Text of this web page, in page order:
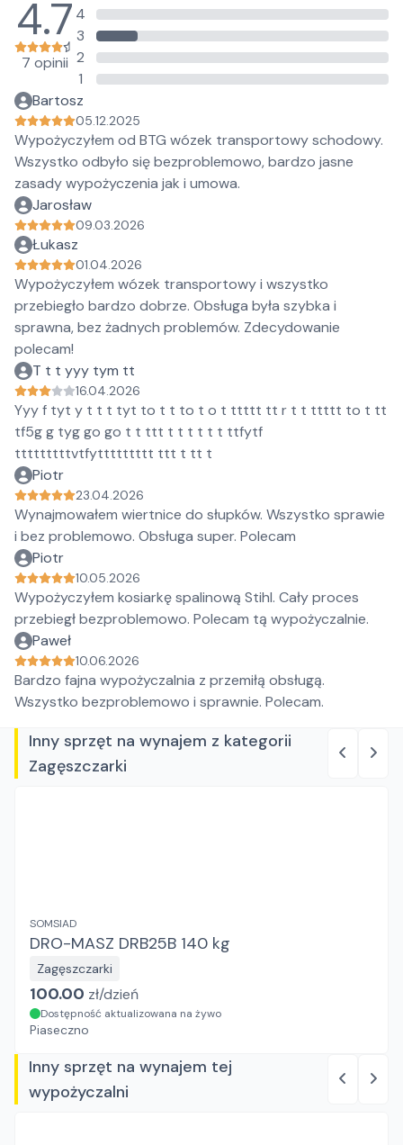
4.7
7 opinii
4
3
2
1
Bartosz
05.12.2025
Wypożyczyłem od BTG wózek transportowy schodowy.
Wszystko odbyło się bezproblemowo, bardzo jasne
zasady wypożyczenia jak i umowa.
Jarosław
09.03.2026
Łukasz
01.04.2026
Wypożyczyłem wózek transportowy i wszystko
przebiegło bardzo dobrze. Obsługa była szybka i
sprawna, bez żadnych problemów. Zdecydowanie
polecam!
T t t yyy tym tt
16.04.2026
Yyy f tyt y t t t tyt to t t to t o t ttttt tt r t t ttttt to t tt
tf5g g tyg go go t t ttt t t t t t t ttfytf
tttttttttvtfyttttttttt ttt t tt t
Piotr
23.04.2026
Wynajmowałem wiertnice do słupków. Wszystko sprawie
i bez problemowo. Obsługa super. Polecam
Piotr
10.05.2026
Wypożyczyłem kosiarkę spalinową Stihl. Cały proces
przebiegł bezproblemowo. Polecam tą wypożyczalnie.
Paweł
10.06.2026
Bardzo fajna wypożyczalnia z przemiłą obsługą.
Wszystko bezproblemowo i sprawnie. Polecam.
Inny sprzęt na wynajem z kategorii
Zagęszczarki
SOMSIAD
DRO-MASZ DRB25B 140 kg
Zagęszczarki
100.00 zł/dzień
Dostępność aktualizowana na żywo
Piaseczno
Inny sprzęt na wynajem tej
wypożyczalni